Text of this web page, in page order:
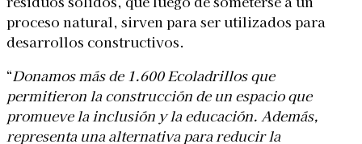
proceso natural, sirven para ser utilizados para
desarrollos constructivos.
“Donamos más de 1.600 Ecoladrillos que
permitieron la construcción de un espacio que
promueve la inclusión y la educación. Además,
representa una alternativa para reducir la